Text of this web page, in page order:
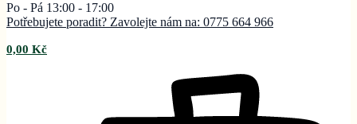
Po - Pá 13:00 - 17:00
Potřebujete poradit? Zavolejte nám na: 0775 664 966
0,00 Kč